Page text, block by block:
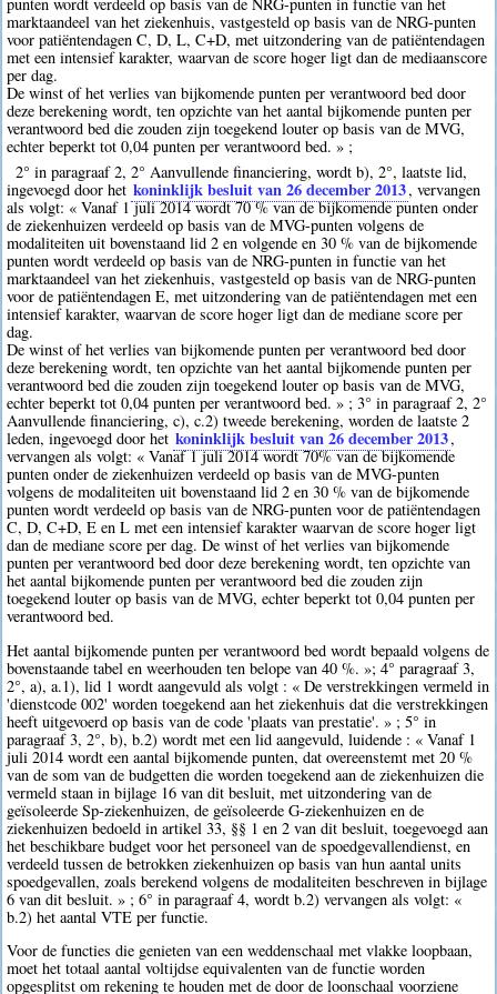
marktaandeel van het ziekenhuis, vastgesteld op basis van de NRG-punten
voor patiëntendagen C, D, L, C+D, met uitzondering van de patiëntendagen
met een intensief karakter, waarvan de score hoger ligt dan de mediaanscore
per dag.
De winst of het verlies van bijkomende punten per verantwoord bed door
deze berekening wordt, ten opzichte van het aantal bijkomende punten per
verantwoord bed die zouden zijn toegekend louter op basis van de MVG,
echter beperkt tot 0,04 punten per verantwoord bed. » ;
2° in paragraaf 2, 2° Aanvullende financiering, wordt b), 2°, laatste lid,
ingevoegd door het koninklijk besluit van 26 december 2013, vervangen
als volgt: « Vanaf 1 juli 2014 wordt 70 % van de bijkomende punten onder
de ziekenhuizen verdeeld op basis van de MVG-punten volgens de
modaliteiten uit bovenstaand lid 2 en volgende en 30 % van de bijkomende
punten wordt verdeeld op basis van de NRG-punten in functie van het
marktaandeel van het ziekenhuis, vastgesteld op basis van de NRG-punten
voor de patiëntendagen E, met uitzondering van de patiëntendagen met een
intensief karakter, waarvan de score hoger ligt dan de mediane score per
dag.
De winst of het verlies van bijkomende punten per verantwoord bed door
deze berekening wordt, ten opzichte van het aantal bijkomende punten per
verantwoord bed die zouden zijn toegekend louter op basis van de MVG,
echter beperkt tot 0,04 punten per verantwoord bed. » ; 3° in paragraaf 2, 2°
Aanvullende financiering, c), c.2) tweede berekening, worden de laatste 2
leden, ingevoegd door het koninklijk besluit van 26 december 2013,
vervangen als volgt: « Vanaf 1 juli 2014 wordt 70% van de bijkomende
punten onder de ziekenhuizen verdeeld op basis van de MVG-punten
volgens de modaliteiten uit bovenstaand lid 2 en 30 % van de bijkomende
punten wordt verdeeld op basis van de NRG-punten voor de patiëntendagen
C, D, C+D, E en L met een intensief karakter waarvan de score hoger ligt
dan de mediane score per dag. De winst of het verlies van bijkomende
punten per verantwoord bed door deze berekening wordt, ten opzichte van
het aantal bijkomende punten per verantwoord bed die zouden zijn
toegekend louter op basis van de MVG, echter beperkt tot 0,04 punten per
verantwoord bed.
Het aantal bijkomende punten per verantwoord bed wordt bepaald volgens de
bovenstaande tabel en weerhouden ten belope van 40 %. »; 4° paragraaf 3,
2°, a), a.1), lid 1 wordt aangevuld als volgt : « De verstrekkingen vermeld in
'dienstcode 002' worden toegekend aan het ziekenhuis dat die verstrekkingen
heeft uitgevoerd op basis van de code 'plaats van prestatie'. » ; 5° in
paragraaf 3, 2°, b), b.2) wordt met een lid aangevuld, luidende : « Vanaf 1
juli 2014 wordt een aantal bijkomende punten, dat overeenstemt met 20 %
van de som van de budgetten die worden toegekend aan de ziekenhuizen die
vermeld staan in bijlage 16 van dit besluit, met uitzondering van de
geïsoleerde Sp-ziekenhuizen, de geïsoleerde G-ziekenhuizen en de
ziekenhuizen bedoeld in artikel 33, §§ 1 en 2 van dit besluit, toegevoegd aan
het beschikbare budget voor het personeel van de spoedgevallendienst, en
verdeeld tussen de betrokken ziekenhuizen op basis van hun aantal units
spoedgevallen, zoals berekend volgens de modaliteiten beschreven in bijlage
6 van dit besluit. » ; 6° in paragraaf 4, wordt b.2) vervangen als volgt: «
b.2) het aantal VTE per functie.
Voor de functies die genieten van een weddenschaal met vlakke loopbaan,
moet het totaal aantal voltijdse equivalenten van de functie worden
opgesplitst om rekening te houden met de door de loonschaal voorziene